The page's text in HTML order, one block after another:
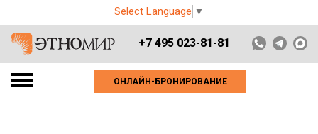
Select Language ▼
+7 495 023-81-81
ОНЛАЙН-БРОНИРОВАНИЕ